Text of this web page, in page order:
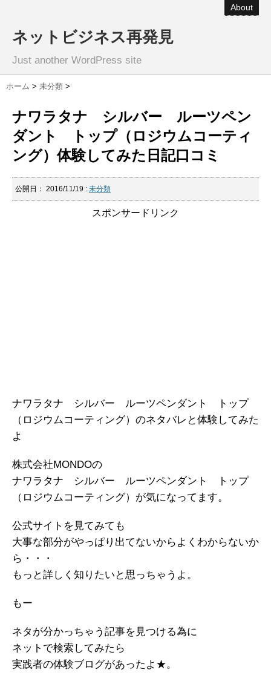
About
ネットビジネス再発見
Just another WordPress site
ホーム > 未分類 >
ナワラタナ シルバー ルーツペン
ダント トップ（ロジウムコーティ
ング）体験してみた日記口コミ
公開日： 2016/11/19 : 未分類
スポンサードリンク
ナワラタナ シルバー ルーツペンダント トップ
（ロジウムコーティング）のネタバレと体験してみた
よ
株式会社MONDOの
ナワラタナ シルバー ルーツペンダント トップ
（ロジウムコーティング）が気になってます。
公式サイトを見てみても
大事な部分がやっぱり出てないからよくわからないか
ら・・・
もっと詳しく知りたいと思っちゃうよ。
もー
ネタが分かっちゃう記事を見つける為に
ネットで検索してみたら
実践者の体験ブログがあったよ★。